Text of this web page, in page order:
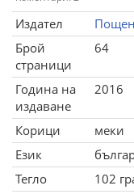
Издател
Брой
страници
64
Година на
издаване
2016
Корици
меки
Език
Тегло
102